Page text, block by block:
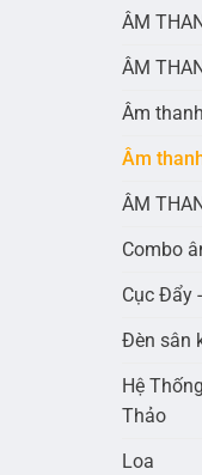
ÂM
ÂM
Âm
Âm
ÂM
Combo
Cục Đẩy
Đèn sân
Hệ
Thảo
Loa